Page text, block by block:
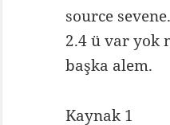
source
2.4 ü var yok
başka alem.
Kaynak 1